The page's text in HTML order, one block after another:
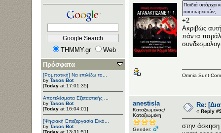
THMMY.gr
Web
Πρόσφατα
[Ρομποτική] Να επιλέξω το...
by Tasos Bot
[Today at 17:01:35]
Αποτελέσματα Εξεταστικής ...
by Tasos Bot
[Today at 16:04:01]
[Ψηφιακή Επεξεργασία Εικό...
by Tasos Bot
[Today at 13:31:51]
Παιδιά υπάρχει
συσσωρευτών;
+2
Ακριβώς
πάντα
Omnia Sunt
anestisla
Καταξιωμένος/
Καταξιωμένη
Gender:
Re:
« Reply
στην άσκηση